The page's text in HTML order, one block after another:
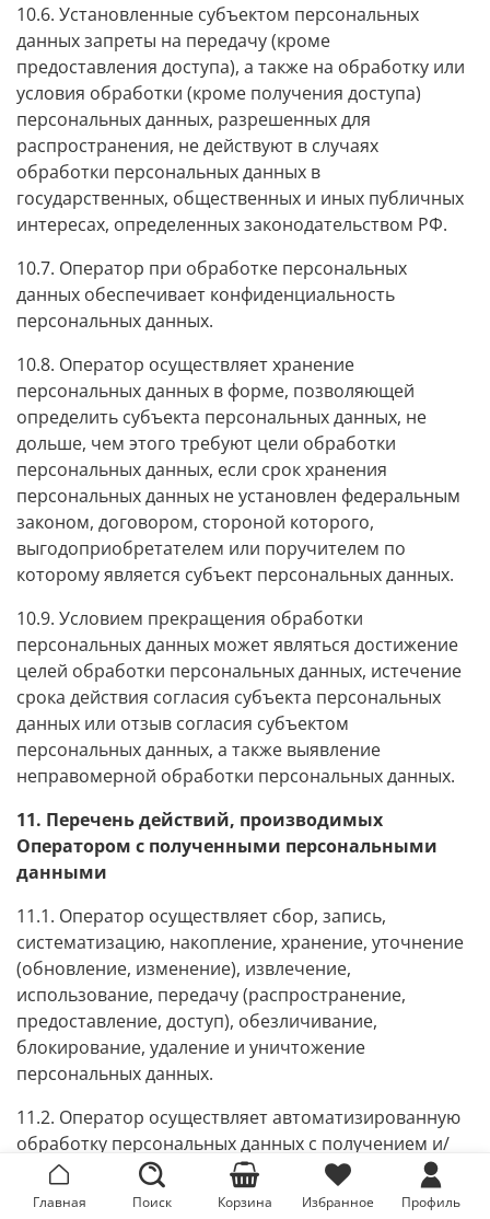
10.6. Установленные субъектом персональных
данных запреты на передачу (кроме
предоставления доступа), а также на обработку или
условия обработки (кроме получения доступа)
персональных данных, разрешенных для
распространения, не действуют в случаях
обработки персональных данных в
государственных, общественных и иных публичных
интересах, определенных законодательством РФ.
10.7. Оператор при обработке персональных
данных обеспечивает конфиденциальность
персональных данных.
10.8. Оператор осуществляет хранение
персональных данных в форме, позволяющей
определить субъекта персональных данных, не
дольше, чем этого требуют цели обработки
персональных данных, если срок хранения
персональных данных не установлен федеральным
законом, договором, стороной которого,
выгодоприобретателем или поручителем по
которому является субъект персональных данных.
10.9. Условием прекращения обработки
персональных данных может являться достижение
целей обработки персональных данных, истечение
срока действия согласия субъекта персональных
данных или отзыв согласия субъектом
персональных данных, а также выявление
неправомерной обработки персональных данных.
11. Перечень действий, производимых
Оператором с полученными персональными
данными
11.1. Оператор осуществляет сбор, запись,
систематизацию, накопление, хранение, уточнение
(обновление, изменение), извлечение,
использование, передачу (распространение,
предоставление, доступ), обезличивание,
блокирование, удаление и уничтожение
персональных данных.
11.2. Оператор осуществляет автоматизированную
обработку персональных данных с получением и/
или передачей полученной информации по
информационно-телекоммуникационным сетям или
Главная Поиск Корзина Избранное Профиль